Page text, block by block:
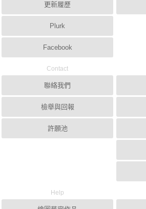
更新履歷
Plurk
Facebook
Contact
聯絡我們
檢舉與回報
許願池
Help